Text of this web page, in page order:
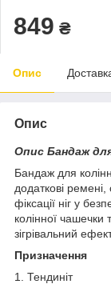
849 ₴
Опис
Опис
Опис Бандаж для
Бандаж для
додаткові ремені,
фіксації ніг у
колінної чашечки
зігрівальний
Призначення
1. Тендиніт